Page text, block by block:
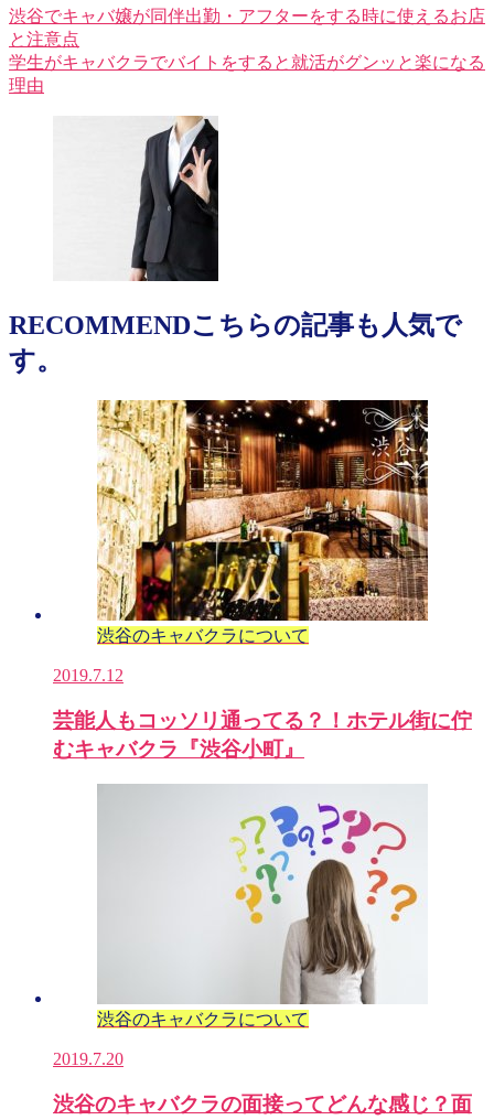
渋谷でキャバ嬢が同伴出勤・アフターをする時に使えるお店
と注意点
学生がキャバクラでバイトをすると就活がグンッと楽になる
理由
RECOMMENDこちらの記事も人気で
す。
渋谷のキャバクラについて
2019.7.12
芸能人もコッソリ通ってる？！ホテル街に佇
むキャバクラ『渋谷小町』
渋谷のキャバクラについて
2019.7.20
渋谷のキャバクラの面接ってどんな感じ？面